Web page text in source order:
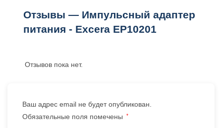
Отзывы — Импульсный адаптер
питания - Excera EP10201
Отзывов пока нет.
Ваш адрес email не будет опубликован.
Обязательные поля помечены
*